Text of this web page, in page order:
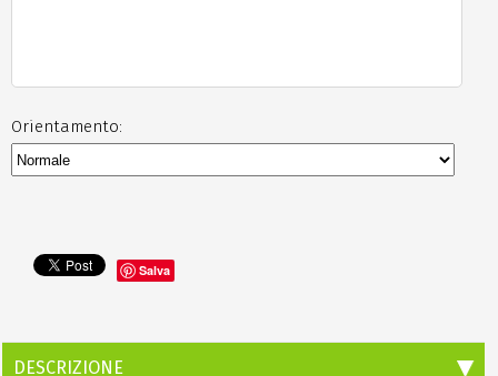
Salva
Orientamento:
DESCRIZIONE